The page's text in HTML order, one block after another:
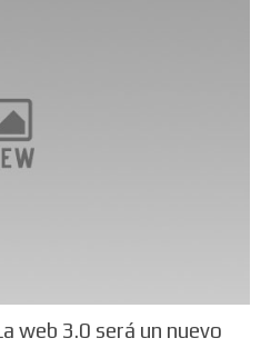
web 3.0 será un nuevo